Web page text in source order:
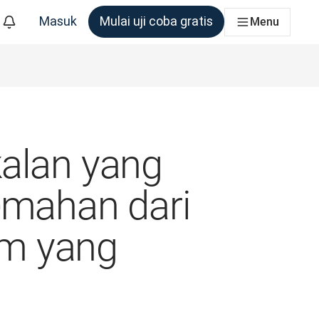
membutuhkannya
Masuk Mulai uji coba gratis Menu
yang
dari
yang